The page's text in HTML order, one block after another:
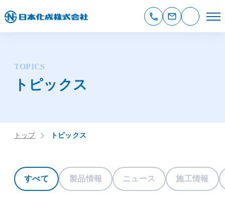
TOPICS
トピックス
トップ トピックス
すべて 製品情報 ニュース 施工情報